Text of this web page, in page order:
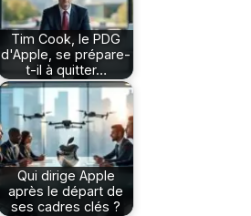
Tim Cook, le PDG
d'Apple, se prépare-
t-il à quitter…
Qui dirige Apple
après le départ de
ses cadres clés ?